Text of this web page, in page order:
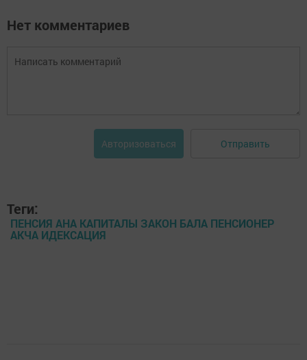
Нет комментариев
Авторизоваться Отправить
Теги:
ПЕНСИЯ АНА КАПИТАЛЫ ЗАКОН БАЛА ПЕНСИОНЕР
АКЧА ИДЕКСАЦИЯ